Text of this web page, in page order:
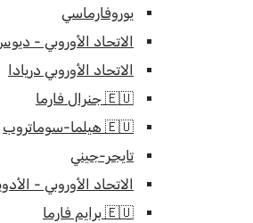
يوروفارماسي
الاتحاد الأوروبي -
الاتحاد الأوروبي دريادا
🇪🇺 جنرال فارما
🇪🇺 هيلما-سوماتروب
تايجر-جيني
الاتحاد الأوروبي -
🇪🇺 برايم فارما